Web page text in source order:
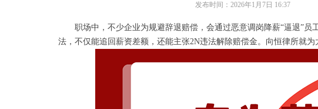
职场中，不少企业为规避辞退赔偿，会通过恶意调岗降薪“逼退”员
法，不仅能追回薪资差额，还能主张2N违法解除赔偿金。向恒律所就为
发布时间： 2026年1月7日 16:37